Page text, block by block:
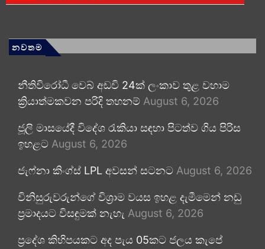
නවතම
නීතිවිරෝධී වෙබ් අඩවි 24ක් ලංකාව තුළ වහාම
ක්‍රියාත්මකවන පරිදි තහනම් August 6, 2026
ජූලි මාසයේදී විදේශ රැකියා සඳහා පිටත්ව ගිය පිරිස
ඉහළට August 6, 2026
ජැෆ්නා කිංග්ස් LPL අවසන් සටනට August 6, 2026
විනිසුරුවරුන්ගේ විශ්‍රාම වයස ඉහළ දැමීමෙන් නඩු
ප්‍රමාදයට විසඳුමක් නැහැ August 6, 2026
ප්‍රදේශ කිහිපයකට අද පැය 05කට ජලය කැපේ